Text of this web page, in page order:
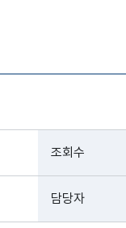
조회수
담당자